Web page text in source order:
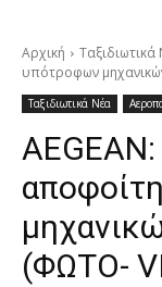
Αρχική Ταξιδιωτικά
υπότροφων
Ταξιδιωτικά Νέα
(ΦΩΤΟ-